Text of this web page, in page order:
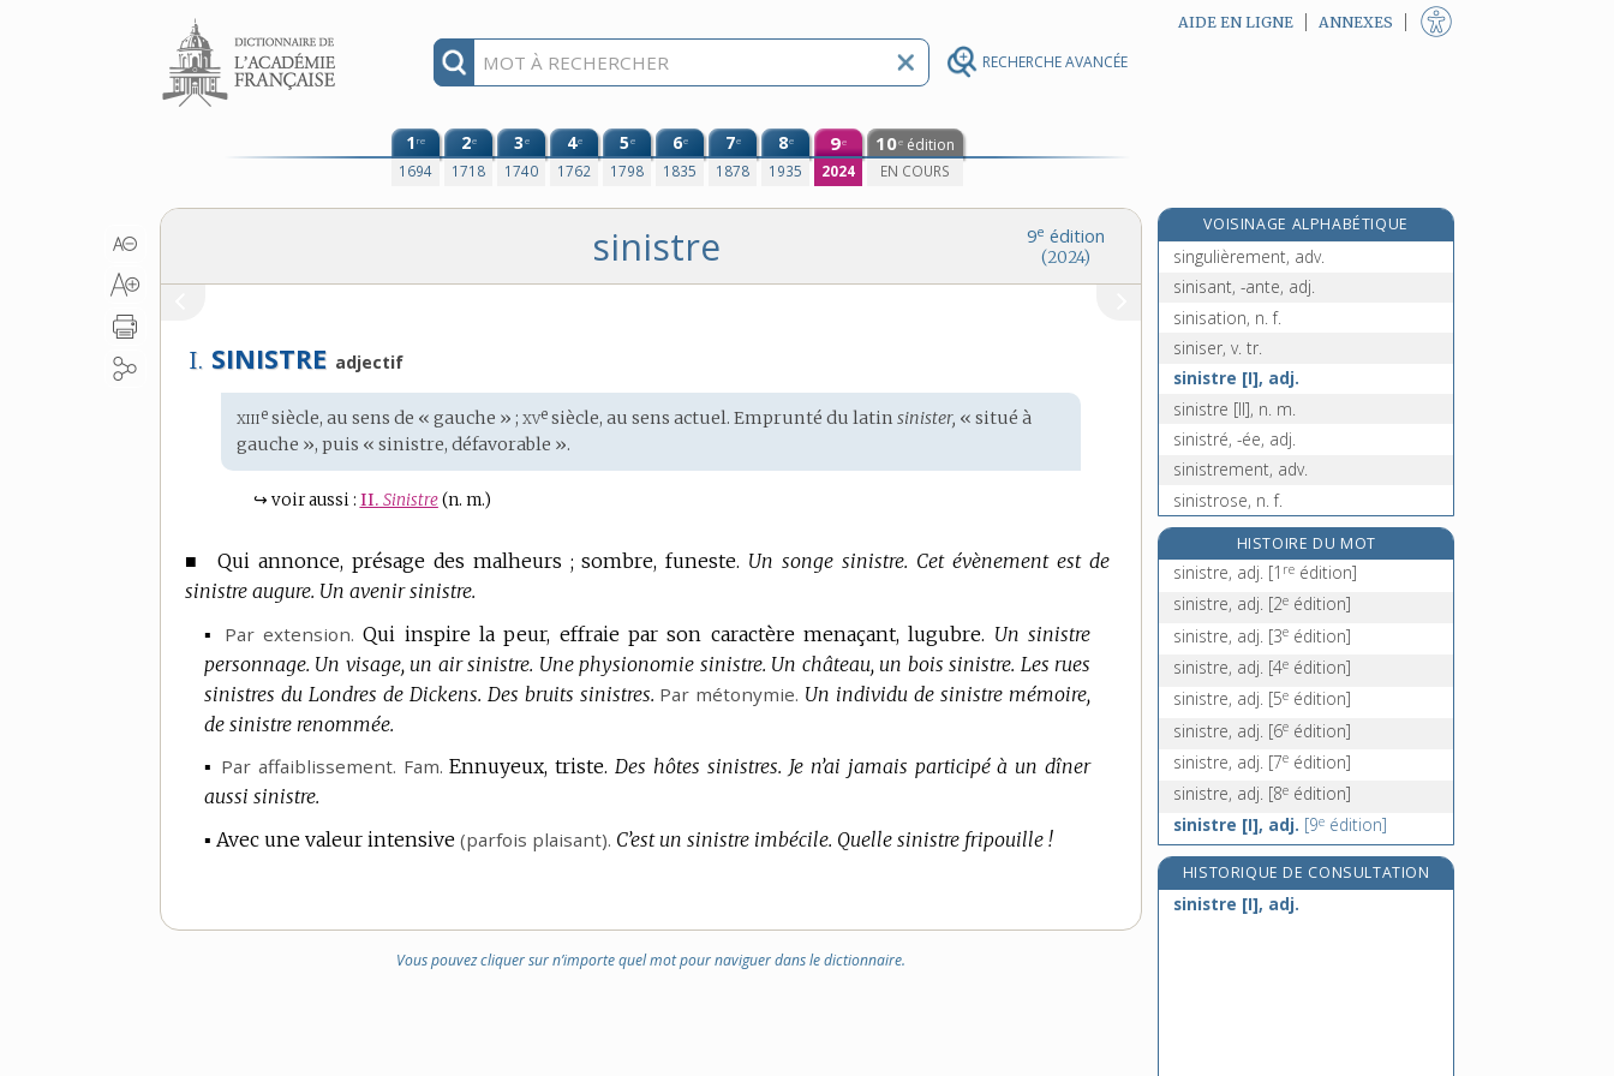
RECHERCHE AVANCÉE
Aller au contenu AIDE EN LIGNE ANNEXES
1re
1694
2e
1718
3e
1740
4e
1762
5e
1798
6e
1835
7e
1878
8e
1935
9e
2024
10e édition
EN COURS
9e édition
(2024)
sinistre
I. SINISTRE adjectif
Étymologie
:
xiiie siècle, au sens de « gauche » ;xve siècle, au sens actuel. Emprunté dulatin sinister, « situé à
gauche », puis « sinistre, défavorable ».
↪ voir aussi : II. Sinistre(n. m.)
■ Qui annonce, présage des malheurs ; sombre, funeste. Un songe sinistre. Cet évènement est de
sinistre augure. Un avenir sinistre.
▪ Par extension. Qui inspire la peur, effraie par son caractère menaçant, lugubre. Un sinistre
personnage. Un visage, un air sinistre. Une physionomie sinistre. Un château, un bois sinistre. Les rues
sinistres du Londres de Dickens. Des bruits sinistres. Par métonymie. Un individu de sinistre mémoire,
de sinistre renommée.
▪ Par affaiblissement. Fam. Ennuyeux, triste. Des hôtes sinistres. Je n’ai jamais participé à un dîner
aussi sinistre.
▪ Avec une valeur intensive (parfois plaisant). C’est un sinistre imbécile. Quelle sinistre fripouille !
Vous pouvez cliquer sur n’importe quel mot pour naviguer dans le dictionnaire.
VOISINAGE ALPHABÉTIQUE
singulier, -ière, n. et adj.
singulièrement, adv.
sinisant, -ante, adj.
sinisation, n. f.
siniser, v. tr.
sinistre [I], adj.
sinistre [II], n. m.
sinistré, -ée, adj.
sinistrement, adv.
sinistrose, n. f.
sino-, préf.
sinoc, adj.
sinologue, n.
sinon, conj.
HISTOIRE DU MOT
sinistre, adj. [1 re édition]
sinistre, adj. [2e édition]
sinistre, adj. [3e édition]
sinistre, adj. [4e édition]
sinistre, adj. [5e édition]
sinistre, adj. [6e édition]
sinistre, adj. [7e édition]
sinistre, adj. [8e édition]
sinistre [I], adj. [9e édition]
HISTORIQUE DE CONSULTATION
sinistre [I], adj.